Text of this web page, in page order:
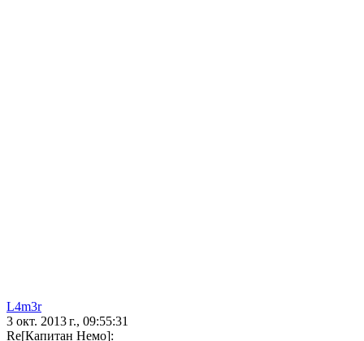
L4m3r
3 окт. 2013 г., 09:55:31
Re[Капитан Немо]: